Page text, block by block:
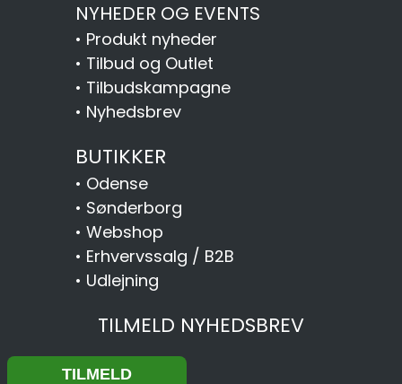
NYHEDER OG EVENTS
• Produkt nyheder
• Tilbud og Outlet
• Tilbudskampagne
• Nyhedsbrev
BUTIKKER
• Odense
• Sønderborg
• Webshop
• Erhvervssalg / B2B
• Udlejning
TILMELD NYHEDSBREV